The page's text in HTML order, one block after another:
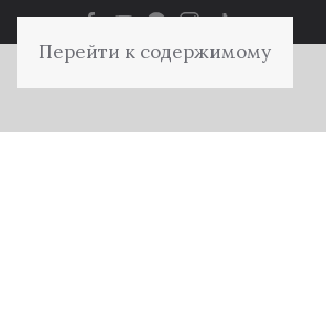
Перейти к содержимому